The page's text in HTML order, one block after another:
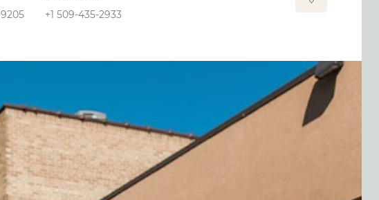
+1 509-435-2933